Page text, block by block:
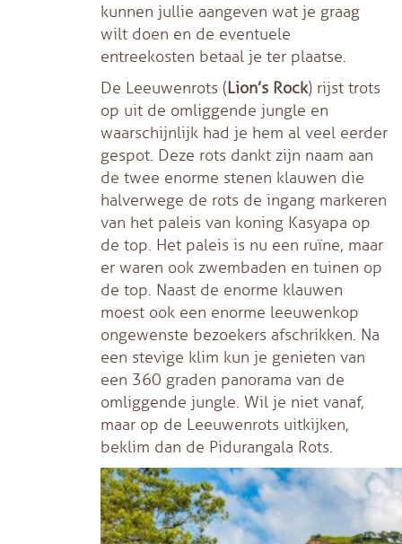
kunnen jullie aangeven wat je graag
wilt doen en de eventuele
entreekosten betaal je ter plaatse.
De Leeuwenrots (Lion’s Rock) rijst trots
op uit de omliggende jungle en
waarschijnlijk had je hem al veel eerder
gespot. Deze rots dankt zijn naam aan
de twee enorme stenen klauwen die
halverwege de rots de ingang markeren
van het paleis van koning Kasyapa op
de top. Het paleis is nu een ruïne, maar
er waren ook zwembaden en tuinen op
de top. Naast de enorme klauwen
moest ook een enorme leeuwenkop
ongewenste bezoekers afschrikken. Na
een stevige klim kun je genieten van
een 360 graden panorama van de
omliggende jungle. Wil je niet vanaf,
maar op de Leeuwenrots uitkijken,
beklim dan de Pidurangala Rots.